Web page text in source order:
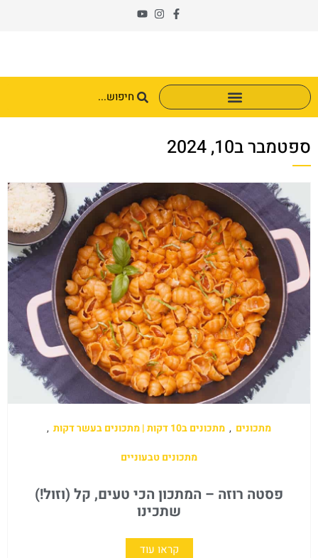
ספטמבר ב10, 2024
מתכונים , מתכונים ב10 דקות | מתכונים בעשר דקות
,
מתכונים טבעוניים
פסטה רוזה – המתכון הכי טעים, קל (וזול!)
שתכינו
קראו עוד